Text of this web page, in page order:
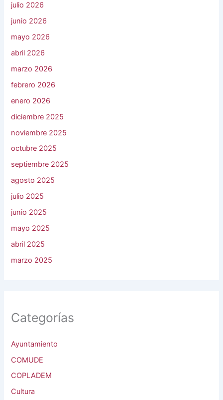
julio 2026
junio 2026
mayo 2026
abril 2026
marzo 2026
febrero 2026
enero 2026
diciembre 2025
noviembre 2025
octubre 2025
septiembre 2025
agosto 2025
julio 2025
junio 2025
mayo 2025
abril 2025
marzo 2025
Categorías
Ayuntamiento
COMUDE
COPLADEM
Cultura